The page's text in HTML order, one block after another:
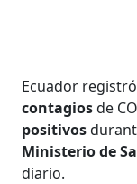
Ecuador
contagiosde
positivos
Ministerio de
diario.